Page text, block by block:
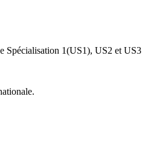
Spécialisation 1(US1), US2 et US3